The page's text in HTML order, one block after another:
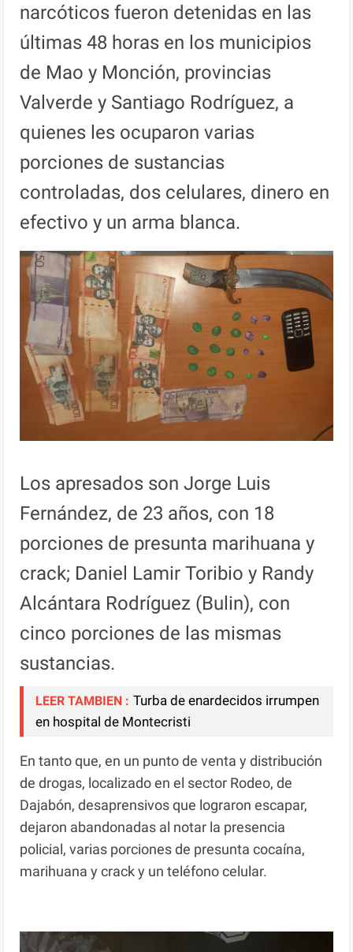
narcóticos fueron detenidas en las
últimas 48 horas en los municipios
de Mao y Monción, provincias
Valverde y Santiago Rodríguez, a
quienes les ocuparon varias
porciones de sustancias
controladas, dos celulares, dinero en
efectivo y un arma blanca.
Los apresados son Jorge Luis
Fernández, de 23 años, con 18
porciones de presunta marihuana y
crack; Daniel Lamir Toribio y Randy
Alcántara Rodríguez (Bulin), con
cinco porciones de las mismas
sustancias.
LEER TAMBIEN : Turba de enardecidos irrumpen
en hospital de Montecristi
En tanto que, en un punto de venta y distribución
de drogas, localizado en el sector Rodeo, de
Dajabón, desaprensivos que lograron escapar,
dejaron abandonadas al notar la presencia
policial, varias porciones de presunta cocaína,
marihuana y crack y un teléfono celular.